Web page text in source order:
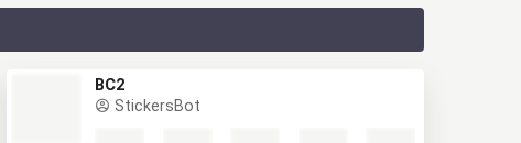
BC2
StickersBot